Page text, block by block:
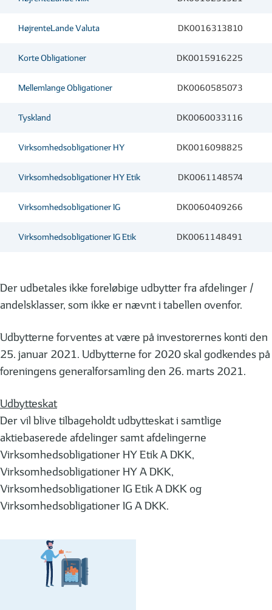
HøjrenteLande Valuta DK0016313810
Korte Obligationer DK0015916225
Mellemlange Obligationer DK0060585073
Tyskland DK0060033116
Virksomhedsobligationer HY DK0016098825
Virksomhedsobligationer HY Etik DK0061148574
Virksomhedsobligationer IG DK0060409266
Virksomhedsobligationer IG Etik DK0061148491
Der udbetales ikke foreløbige udbytter fra afdelinger /
andelsklasser, som ikke er nævnt i tabellen ovenfor.
Udbytterne forventes at være på investorernes konti den
25. januar 2021. Udbytterne for 2020 skal godkendes på
foreningens generalforsamling den 26. marts 2021.
Udbytteskat
Der vil blive tilbageholdt udbytteskat i samtlige
aktiebaserede afdelinger samt afdelingerne
Virksomhedsobligationer HY Etik A DKK,
Virksomhedsobligationer HY A DKK,
Virksomhedsobligationer IG Etik A DKK og
Virksomhedsobligationer IG A DKK.